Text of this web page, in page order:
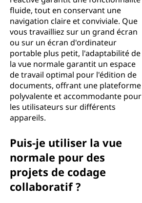
fluide, tout en conservant une
navigation claire et conviviale. Que
vous travailliez sur un grand écran
ou sur un écran d'ordinateur
portable plus petit, l'adaptabilité de
la vue normale garantit un espace
de travail optimal pour l'édition de
documents, offrant une plateforme
polyvalente et accommodante pour
les utilisateurs sur différents
appareils.
Puis-je utiliser la vue
normale pour des
projets de codage
collaboratif ?